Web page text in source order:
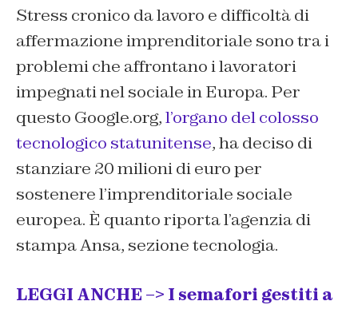
Stress cronico da lavoro e difficoltà di
affermazione imprenditoriale sono tra i
problemi che affrontano i lavoratori
impegnati nel sociale in Europa. Per
questo Google.org,l’organo del colosso
tecnologico statunitense, ha deciso di
stanziare 20 milioni di euro per
sostenere l’imprenditoriale sociale
europea. È quanto riporta l’agenzia di
stampa Ansa, sezione tecnologia.
LEGGI ANCHE –> I semafori gestiti a